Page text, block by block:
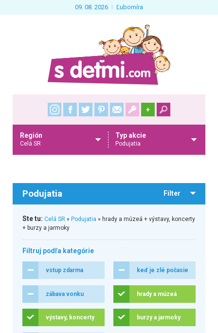
09. 08. 2026 Ľubomíra
+
Región
Celá SR
Typ akcie
Podujatia
Podujatia Filter
Ste tu: Celá SR» Podujatia » hrady a múzeá + výstavy, koncerty
+ burzy a jarmoky
Filtruj podľa kategórie
vstup zdarma keď je zlé počasie
zábava vonku hrady a múzeá
výstavy, koncerty burzy a jarmoky